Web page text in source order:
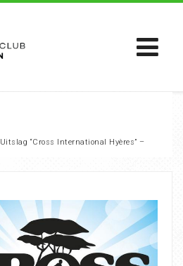
Uitslag “Cross International Hyères” –